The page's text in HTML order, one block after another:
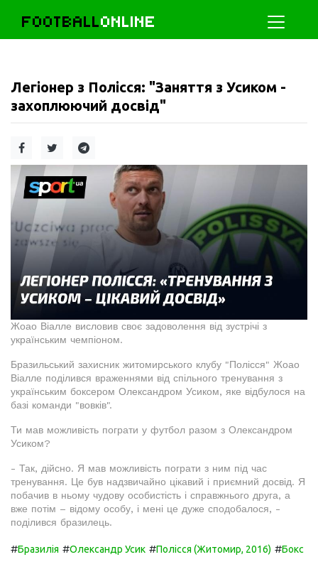
FOOTBALLONLINE
Легіонер з Полісся: "Заняття з Усиком -
захоплюючий досвід"
Жоао Віалле висловив своє задоволення від зустрічі з
українським чемпіоном.
Бразильський захисник житомирського клубу "Полісся" Жоао
Віалле поділився враженнями від спільного тренування з
українським боксером Олександром Усиком, яке відбулося на
базі команди "вовків".
Ти мав можливість пограти у футбол разом з Олександром
Усиком?
- Так, дійсно. Я мав можливість пограти з ним під час
тренування. Це був надзвичайно цікавий і приємний досвід. Я
побачив в ньому чудову особистість і справжнього друга, а
вже потім – відому особу, і мені це дуже сподобалося, -
поділився бразилець.
#Бразилія #Олександр Усик #Полісся (Житомир, 2016) #Бокс